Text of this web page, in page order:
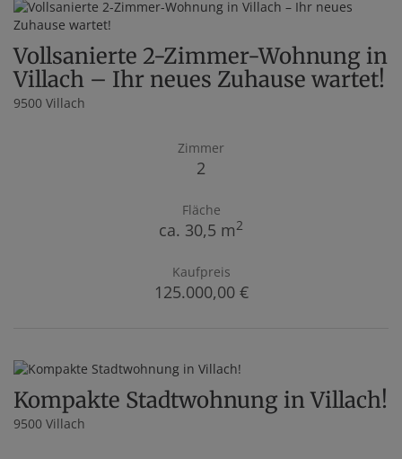
Vollsanierte 2-Zimmer-Wohnung in
Villach – Ihr neues Zuhause wartet!
9500 Villach
Zimmer
2
Fläche
ca. 30,5 m2
Kaufpreis
125.000,00 €
Kompakte Stadtwohnung in Villach!
9500 Villach